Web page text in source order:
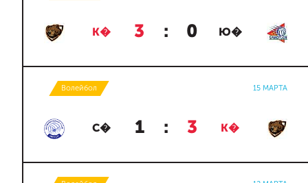
К� 3 : 0 Ю�
Волейбол 15 МАРТА
С� 1 : 3 К�